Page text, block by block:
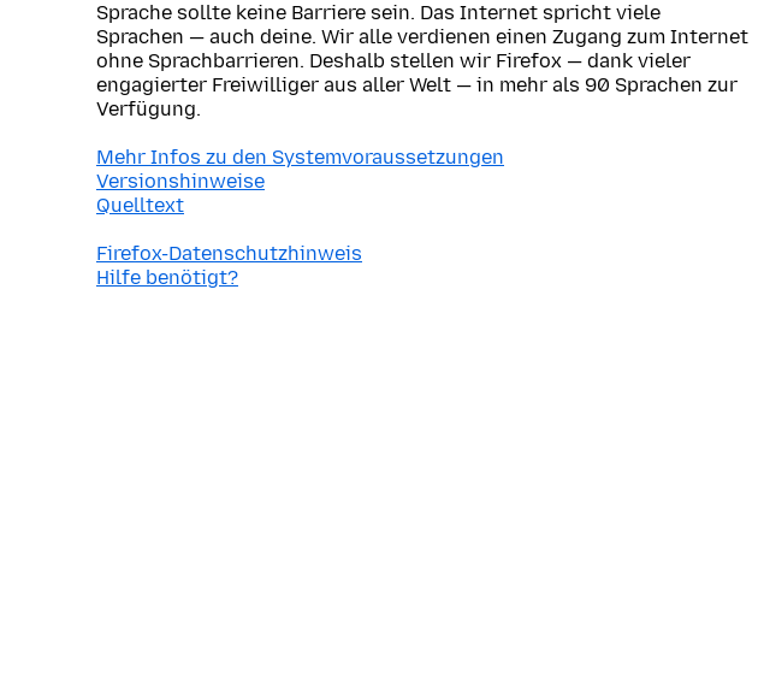
Sprache sollte keine Barriere sein. Das Internet spricht viele
Sprachen — auch deine. Wir alle verdienen einen Zugang zum Internet
ohne Sprachbarrieren. Deshalb stellen wir Firefox — dank vieler
engagierter Freiwilliger aus aller Welt — in mehr als 90 Sprachen zur
Verfügung.
Mehr Infos zu den Systemvoraussetzungen
Versionshinweise
Quelltext
Firefox-Datenschutzhinweis
Hilfe benötigt?